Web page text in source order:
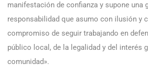
manifestación de confianza y supone una
responsabilidad que asumo con ilusión y
compromiso de seguir trabajando en
público local, de la legalidad y del interés
comunidad».